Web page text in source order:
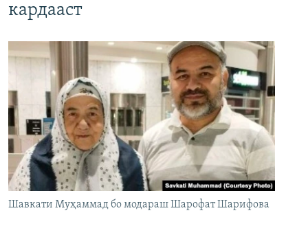
кардааст
Шавкати Муҳаммад бо модараш Шарофат Шарифова